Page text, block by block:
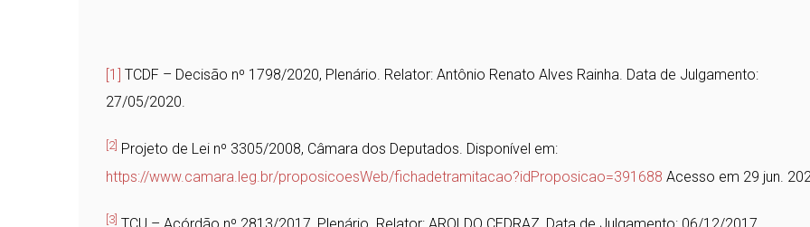
[1]
TCDF – Decisão nº 1798/2020, Plenário. Relator: Antônio Renato Alves Rainha. Data de Julgamento:
27/05/2020.
[2] Projeto de Lei nº 3305/2008, Câmara dos Deputados. Disponível em:
https://www.camara.leg.br/proposicoesWeb/fichadetramitacao?idProposicao=391688 Acesso em 29 jun.
[3]